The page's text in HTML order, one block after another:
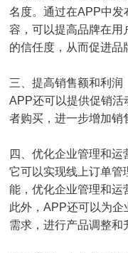
名度。通过在APP中发
容，可以提高品牌在用
的信任度，从而促进品
三、提高销售额和利润
APP还可以提供促销活
者购买，进一步增加销
四、优化企业管理和运
它可以实现线上订单管
能，优化企业管理和运
此外，APP还可以为
需求，进行产品调整和